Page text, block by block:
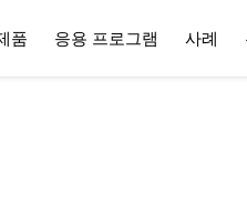
품 응용 프로그램 사례